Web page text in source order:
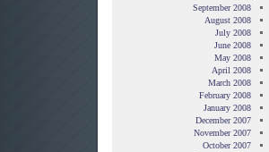
September 2008
August 2008
July 2008
June 2008
May 2008
April 2008
March 2008
February 2008
January 2008
December 2007
November 2007
October 2007